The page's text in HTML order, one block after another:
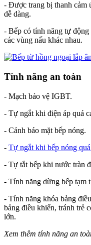
- Được trang bị thanh cảm
dễ dàng.
- Bếp có tính năng tự
các vùng nấu khác nhau.
Tính năng an toàn
- Mạch bảo vệ IGBT.
- Tự ngắt khi điện áp quá
- Cảnh báo mặt bếp nóng.
- Tự ngắt khi bếp nóng
- Tự tắt bếp khi nước tràn
- Tính năng dừng bếp tạm
- Tính năng khóa bảng
bảng điều khiển, tránh trẻ
lớn.
Xem thêm tính năng an